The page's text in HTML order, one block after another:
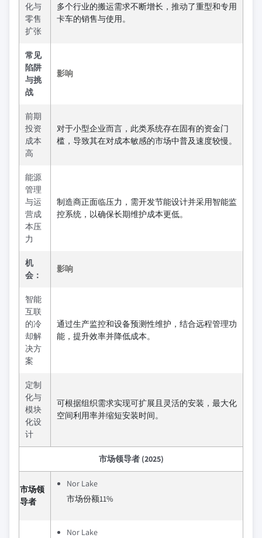
化与
零售
扩张
多个行业的搬运需求不断增长，推动了重型和专用
卡车的销售与使用。
常见
陷阱
与挑
战
影响
前期
投资
成本
高
对于小型企业而言，此类系统存在固有的资金门
槛，导致其在对成本敏感的市场中普及速度较慢。
能源
管理
与运
营成
本压
力
制造商正面临压力，需开发节能设计并采用智能监
控系统，以确保长期维护成本更低。
机
会：
影响
智能
互联
的冷
却解
决方
案
通过生产监控和设备预测性维护，结合远程管理功
能，提升效率并降低成本。
定制
化与
模块
化设
计
可根据组织需求实现可扩展且灵活的安装，最大化
空间利用率并缩短安装时间。
市场领导者 (2025)
市场领
导者
Nor Lake
市场份额11%
Nor Lake